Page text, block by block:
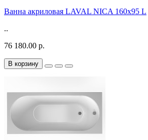
Ванна акриловая LAVAL NICA 160x95 L
..
76 180.00 р.
В корзину